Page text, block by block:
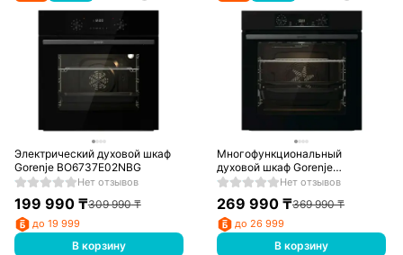
Электрический духовой шкаф
Gorenje BO6737E02NBG
Нет отзывов
199 990₸309 990₸
до 19 999
В корзину
Многофункциональный
духовой шкаф Gorenje
BOS6737E06BНет отзывов
269 990 ₸369 990₸
до 26 999
В корзину